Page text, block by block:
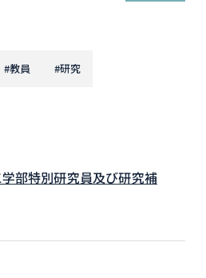
#教員 #研究
部特別研究員及び研究補